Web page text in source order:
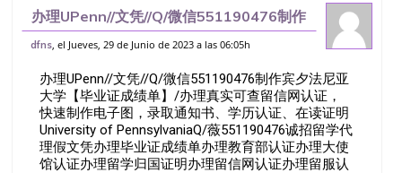
办理UPenn//文凭//Q/微信551190476制作
宾夕法尼亚大学【毕业证成绩单】/办理真
通知书、学历认证、在读证
dfns , el Jueves, 29 de Junio de 2023 a las 06:05h
办理UPenn//文凭//Q/微信551190476制作宾夕法尼亚
大学【毕业证成绩单】/办理真实可查留信网认证，
快速制作电子图，录取通知书、学历认证、在读证明
University of PennsylvaniaQ/薇551190476诚招留学代
理假文凭办理毕业证成绩单办理教育部认证办理大使
馆认证办理留学归国证明办理留信网认证办理留服认